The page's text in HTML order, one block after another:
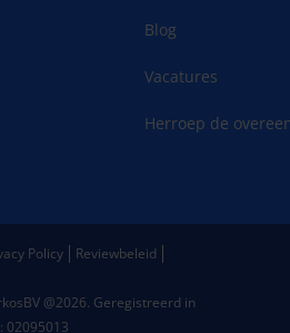
Blog
Vacatures
Herroep de
@2026. Geregistreerd in
02095013
Policy
Reviewbeleid